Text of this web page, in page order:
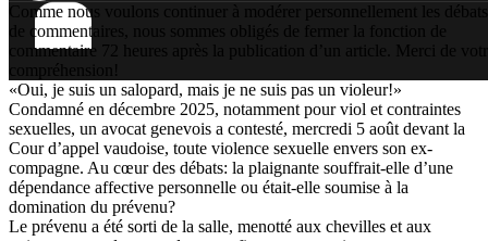
Comme nous voulons continuer à modérer personnellement les débats
de commentaires, nous sommes obligés de fermer la fonction de
commentaire 72 heures après la publication d’un article. Merci de
compréhension!
«Oui, je suis un salopard, mais je ne suis pas un violeur!»
Condamné en décembre 2025, notamment pour viol et contraintes
sexuelles, un avocat genevois a contesté, mercredi 5 août devant la
Cour d’appel vaudoise, toute violence sexuelle envers son ex-
compagne. Au cœur des débats: la plaignante souffrait-elle d’une
dépendance affective personnelle ou était-elle soumise à la
domination du prévenu?
Le prévenu a été sorti de la salle, menotté aux chevilles et aux